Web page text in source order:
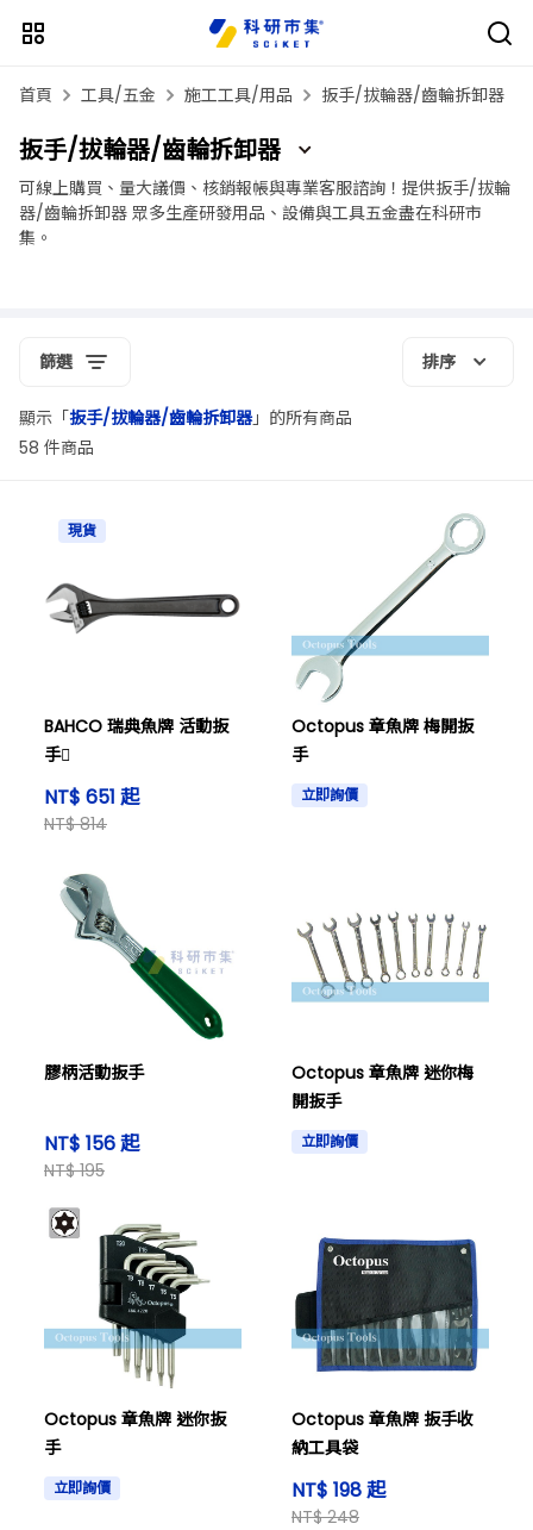
首頁 工具/五金 施工工具/用品 扳手/拔輪器/齒輪拆卸器
扳手/拔輪器/齒輪拆卸器
可線上購買、量大議價、核銷報帳與專業客服諮詢！提供扳手/拔輪
器/齒輪拆卸器 眾多生產研發用品、設備與工具五金盡在科研市
集。
篩選 排序
顯示「扳手/拔輪器/齒輪拆卸器」的所有商品
58 件商品
現貨
BAHCO 瑞典魚牌 活動扳
手
NT$ 651 起
NT$ 814
Octopus 章魚牌 梅開扳
手
立即詢價
膠柄活動扳手
NT$ 156 起
NT$ 195
Octopus 章魚牌 迷你梅
開扳手
立即詢價
Octopus 章魚牌 迷你扳
手
立即詢價
Octopus 章魚牌 扳手收
納工具袋
NT$ 198 起
NT$ 248